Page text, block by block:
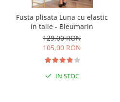
Fusta plisata Luna cu elastic
in talie - Bleumarin
129,00 RON
105,00 RON
IN STOC